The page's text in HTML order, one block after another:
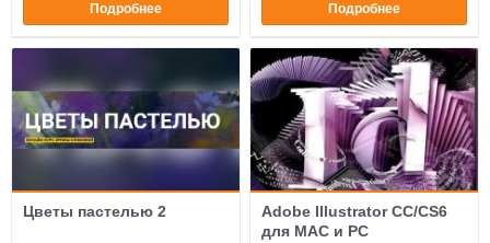
Подробнее Подробнее
Цветы пастелью 2
Adobe Illustrator CC/CS6
для MAC и PC